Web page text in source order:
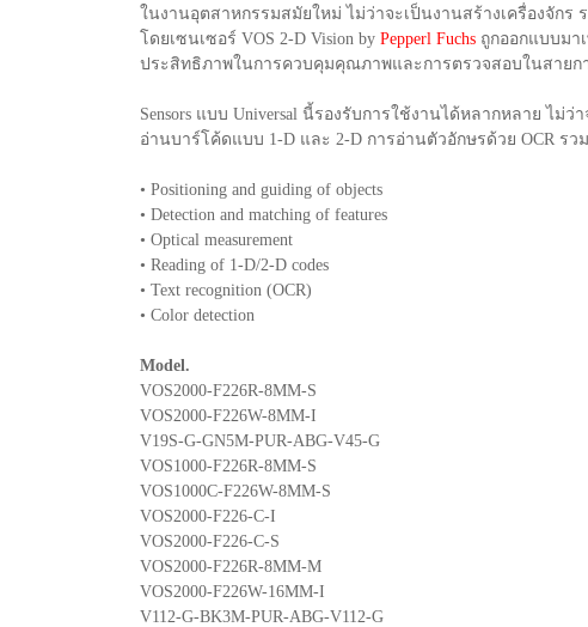
ในงานอุตสาหกรรมสมัยใหม่ ไม่ว่าจะเป็นงานสร้างเครื่องจัก
โดยเซนเซอร์ VOS 2-D Vision by Pepperl Fuchs ถูกออกแบบมา
ประสิทธิภาพในการควบคุมคุณภาพและการตรวจสอบในสายก
Sensors แบบ Universal นี้รองรับการใช้งานได้หลากหลาย ไ
อ่านบาร์โค้ดแบบ 1-D และ 2-D การอ่านตัวอักษรด้วย OCR
• Positioning and guiding of objects
• Detection and matching of features
• Optical measurement
• Reading of 1-D/2-D codes
• Text recognition (OCR)
• Color detection
Model.
VOS2000-F226R-8MM-S
VOS2000-F226W-8MM-I
V19S-G-GN5M-PUR-ABG-V45-G
VOS1000-F226R-8MM-S
VOS1000C-F226W-8MM-S
VOS2000-F226-C-I
VOS2000-F226-C-S
VOS2000-F226R-8MM-M
VOS2000-F226W-16MM-I
V112-G-BK3M-PUR-ABG-V112-G